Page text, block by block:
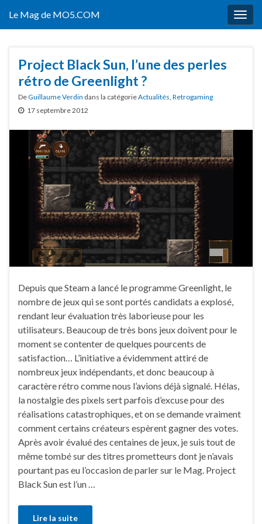
Le Mag de MO5.COM
Project Black Sun, l’une des perles
rétro de Greenlight ?
DeGuillaume Verdin dans la catégorieActualités, Retrogaming
17 septembre 2012
Depuis que Steam a lancé le programme Greenlight, le
nombre de jeux qui se sont portés candidats a explosé,
rendant leur évaluation très laborieuse pour les
utilisateurs. Beaucoup de très bons jeux doivent pour le
moment se contenter de quelques pourcents de
satisfaction… L’initiative a évidemment attiré de
nombreux jeux indépendants, et donc beaucoup à
caractère rétro comme nous l’avions déjà signalé. Hélas,
la nostalgie des pixels sert parfois d’excuse pour des
réalisations catastrophiques, et on se demande vraiment
comment certains créateurs espèrent gagner des votes.
Après avoir évalué des centaines de jeux, je suis tout de
même tombé sur des titres prometteurs dont je n’avais
pourtant pas eu l’occasion de parler sur le Mag. Project
Black Sun est l’un …
Lire la suite